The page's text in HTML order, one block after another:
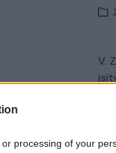
processing of your
V.